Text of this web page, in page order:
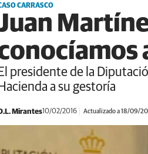
CARRASCO
El presidente de la
Hacienda a su gestoría
D.L. Mirantes10/02/2016 Actualizado a 18/09/